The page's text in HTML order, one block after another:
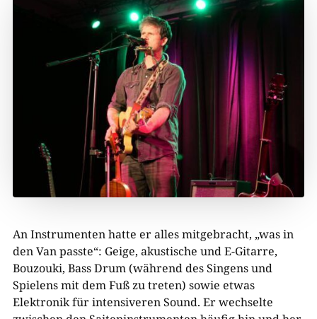
An Instrumenten hatte er alles mitgebracht, „was in
den Van passte“: Geige, akustische und E-Gitarre,
Bouzouki, Bass Drum (während des Singens und
Spielens mit dem Fuß zu treten) sowie etwas
Elektronik für intensiveren Sound. Er wechselte